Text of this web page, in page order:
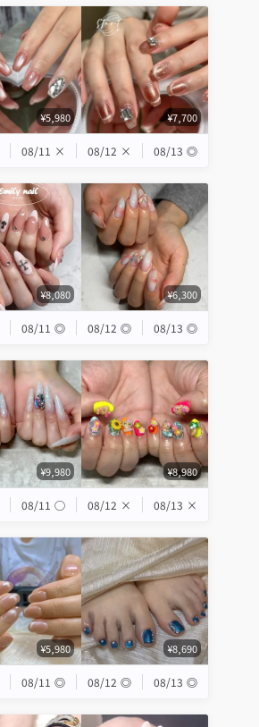
¥5,980 ¥7,700
08/11 × 08/12 × 08/13 ◎
¥8,080 ¥6,300
08/11 ◎ 08/12 ◎ 08/13 ◎
¥9,980 ¥8,980
08/11 ◯ 08/12 × 08/13 ×
¥5,980 ¥8,690
08/11 ◎ 08/12 ◎ 08/13 ◎